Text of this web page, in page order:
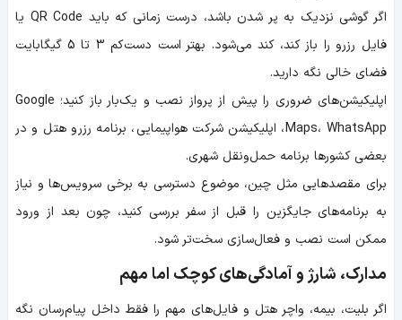
اگر گوشی نزدیک به پر شدن باشد، درست زمانی که باید QR Code یا
فایل رزرو را باز کند، کند می‌شود. بهتر است دست‌کم 3 تا 5 گیگابایت
فضای خالی نگه دارید.
اپلیکیشن‌های ضروری را پیش از پرواز نصب و یک‌بار باز کنید؛ Google
Maps، WhatsApp، اپلیکیشن شرکت هواپیمایی، برنامه رزرو هتل و در
بعضی کشورها برنامه حمل‌ونقل شهری.
برای مقصدهایی مثل چین، موضوع دسترسی به برخی سرویس‌ها و نیاز
به برنامه‌های جایگزین را قبل از سفر بررسی کنید، چون بعد از ورود
ممکن است نصب و فعال‌سازی سخت‌تر شود.
مدارک، شارژ و آمادگی‌های کوچک اما مهم
اگر بلیت، بیمه، واچر هتل و فایل‌های مهم را فقط داخل پیام‌رسان نگه